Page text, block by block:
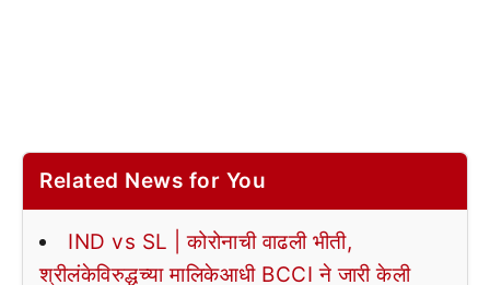
Related News for You
IND vs SL | कोरोनाची वाढली भीती,
श्रीलंकेविरुद्धच्या मालिकेआधी BCCI ने जारी केली